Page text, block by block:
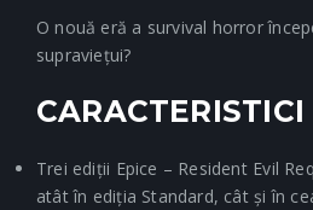
O nouă eră a survival horror
supraviețui?
CARACTERISTICI
Trei ediții Epice – Resident Evil
atât în ediția Standard, cât și în